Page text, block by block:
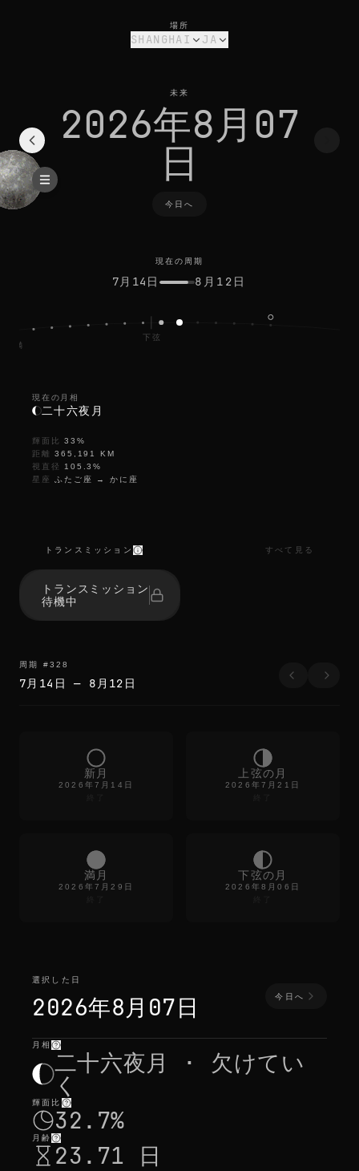
場所
SHANGHAI JA
未来
2026年8月07
日
今日へ
現在の周期
7月14日 8月12日
満
下弦
現在の月相
二十六夜月
輝面比 33 %
距離
365,191
KM
視直径
105.3%
星座
ふたご座 →かに座
トランスミッション すべて見る
トランスミッション
待機中
周期 #328
7月14日 — 8月12日
新月
2026年7月14日
上弦の月
2026年7月21日
満月
2026年7月29日
下弦の月
2026年8月06日
選択した日
2026年8月07日 今日へ
選択した日
月相
二十六夜月 · 欠けてい
く
輝面比
32.7%
月齢
23.71 日